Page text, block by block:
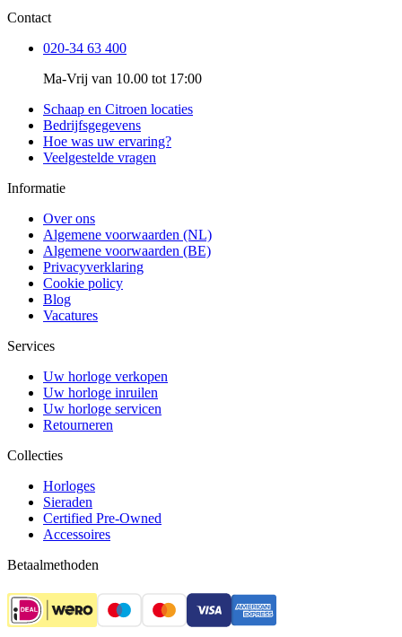
Contact
020-34 63 400
Ma-Vrij van 10.00 tot 17:00
Schaap en Citroen locaties
Bedrijfsgegevens
Hoe was uw ervaring?
Veelgestelde vragen
Informatie
Over ons
Algemene voorwaarden (NL)
Algemene voorwaarden (BE)
Privacyverklaring
Cookie policy
Blog
Vacatures
Services
Uw horloge verkopen
Uw horloge inruilen
Uw horloge servicen
Retourneren
Collecties
Horloges
Sieraden
Certified Pre-Owned
Accessoires
Betaalmethoden